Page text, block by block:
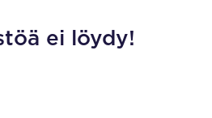
ei löydy!